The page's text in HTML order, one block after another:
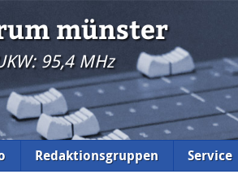
münster
95,4 MHz
Redaktionsgruppen Service